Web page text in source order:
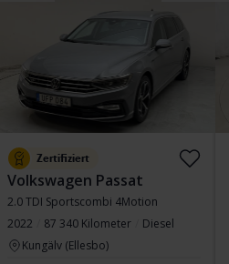
Zertifiziert
Volkswagen Passat
2.0 TDI Sportscombi 4Motion
2022
87 340 Kilometer
Diesel
Kungälv (Ellesbo)